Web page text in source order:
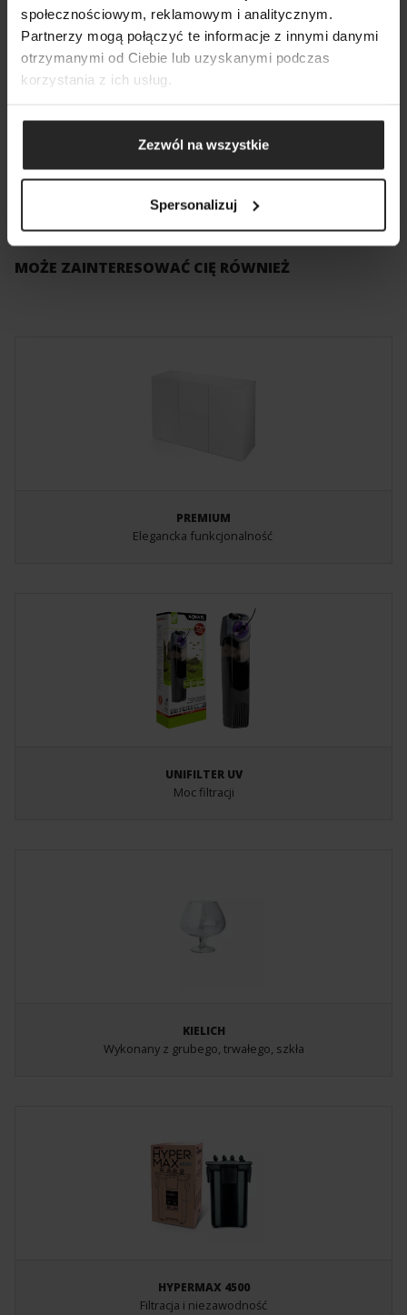
społecznościowym, reklamowym i analitycznym.
Partnerzy mogą połączyć te informacje z innymi danymi
otrzymanymi od Ciebie lub uzyskanymi podczas
korzystania z ich usług.
Zezwól na wszystkie
Spersonalizuj
MOŻE ZAINTERESOWAĆ CIĘ RÓWNIEŻ
PREMIUM
Elegancka funkcjonalność
UNIFILTER UV
Moc filtracji
KIELICH
Wykonany z grubego, trwałego, szkła
HYPERMAX 4500
Filtracja i niezawodność
DODAJ NASTĘPNY
DODAJ NASTĘPNY
DODAJ NASTĘPNY